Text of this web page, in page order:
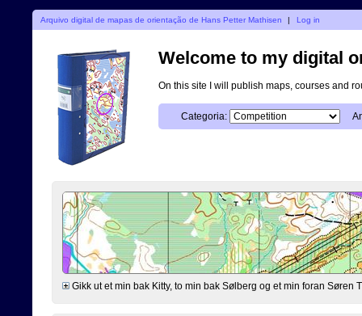
Arquivo digital de mapas de orientação de Hans Petter Mathisen | Log in
Welcome to my digital
On this site I will publish maps, courses and
Categoria:
Gikk ut et min bak Kitty, to min bak Sølberg og et min foran